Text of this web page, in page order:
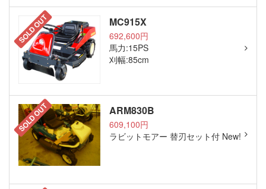
SOLD OUT MC915X
692,600円
馬力:15PS
刈幅:85cm
SOLD OUT ARM830B
609,100円
ラビットモアー 替刃セット付 New!